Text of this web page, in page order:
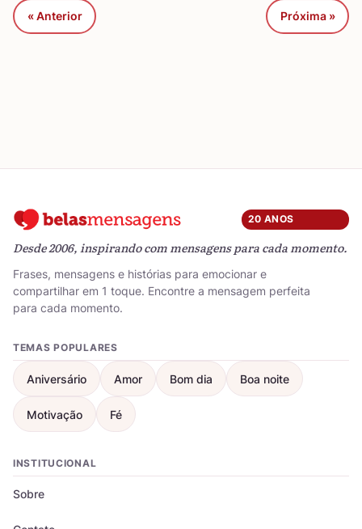
« Anterior Próxima »
20 ANOS
Desde 2006, inspirando com mensagens para cada momento.
Frases, mensagens e histórias para emocionar e
compartilhar em 1 toque. Encontre a mensagem perfeita
para cada momento.
TEMAS POPULARES
Aniversário Amor Bom dia Boa noite
Motivação Fé
INSTITUCIONAL
Sobre